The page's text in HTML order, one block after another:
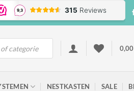
0,00
NESTKASTEN SALE